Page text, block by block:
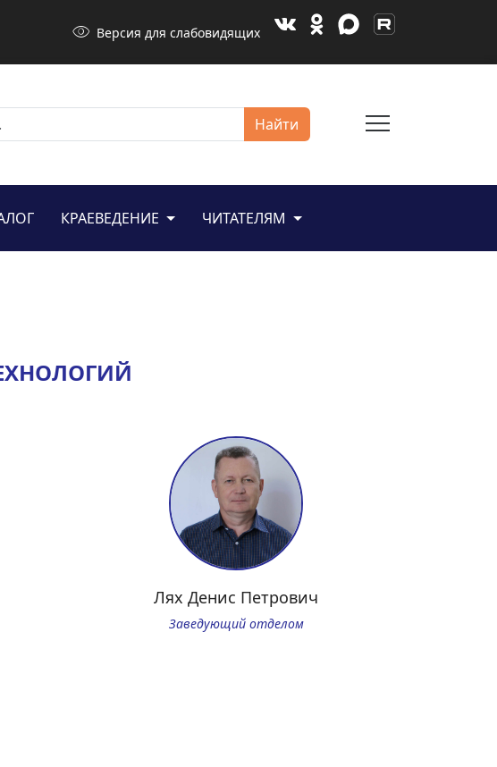
visibility Версия для слабовидящих
Найти menu
КРАЕВЕДЕНИЕ ЧИТАТЕЛЯМ
Лях Денис Петрович
Заведующий отделом